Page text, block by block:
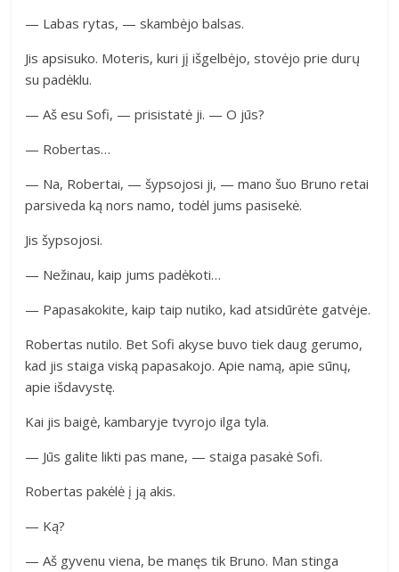
— Labas rytas, — skambėjo balsas.
Jis apsisuko. Moteris, kuri jį išgelbėjo, stovėjo prie durų
su padėklu.
— Aš esu Sofi, — prisistatė ji. — O jūs?
— Robertas…
— Na, Robertai, — šypsojosi ji, — mano šuo Bruno retai
parsiveda ką nors namo, todėl jums pasisekė.
Jis šypsojosi.
— Nežinau, kaip jums padėkoti…
— Papasakokite, kaip taip nutiko, kad atsidūrėte gatvėje.
Robertas nutilo. Bet Sofi akyse buvo tiek daug gerumo,
kad jis staiga viską papasakojo. Apie namą, apie sūnų,
apie išdavystę.
Kai jis baigė, kambaryje tvyrojo ilga tyla.
— Jūs galite likti pas mane, — staiga pasakė Sofi.
Robertas pakėlė į ją akis.
— Ką?
— Aš gyvenu viena, be manęs tik Bruno. Man stinga